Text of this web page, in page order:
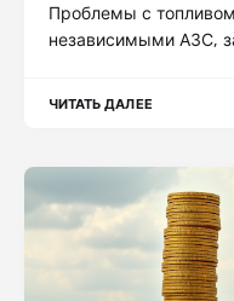
Проблемы с
независимыми АЗС,
ЧИТАТЬ ДАЛЕЕ